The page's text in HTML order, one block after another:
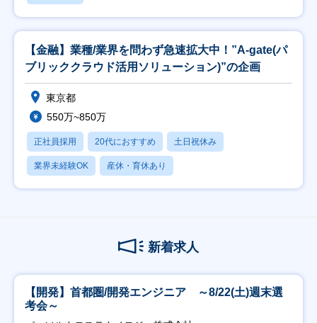
【金融】業種/業界を問わず急速拡大中！”A-gate(パ
ブリッククラウド活用ソリューション)”の企画
東京都
550万~850万
正社員採用 20代におすすめ 土日祝休み
業界未経験OK 産休・育休あり
新着求人
【開発】首都圏/開発エンジニア ～8/22(土)週末選
考会～